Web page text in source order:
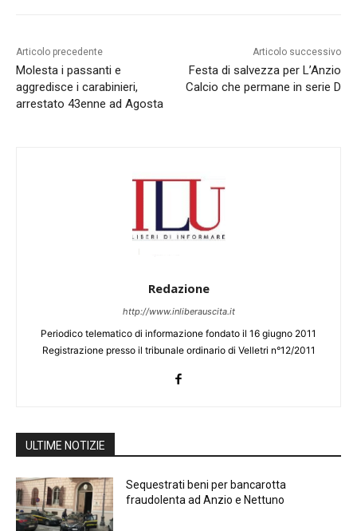
Articolo precedente
Molesta i passanti e
aggredisce i carabinieri,
arrestato 43enne ad Agosta
Articolo successivo
Festa di salvezza per L’Anzio
Calcio che permane in serie D
Redazione
http://www.inliberauscita.it
Periodico telematico di informazione fondato il 16 giugno 2011
Registrazione presso il tribunale ordinario di Velletri n°12/2011
ULTIME NOTIZIE
Sequestrati beni per bancarotta
fraudolenta ad Anzio e Nettuno